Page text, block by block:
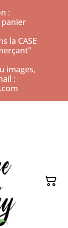
:
panier
la CASE
images,
: